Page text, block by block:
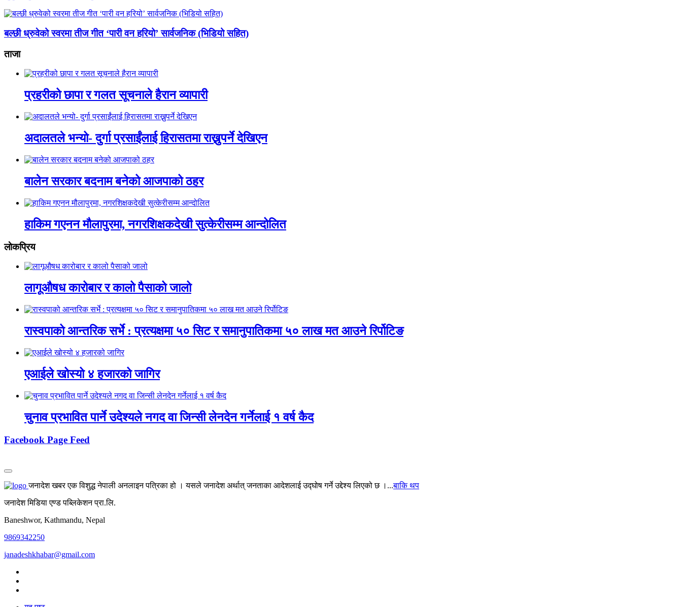
बल्छी ध्रुवेको स्वरमा तीज गीत ‘पारी वन हरियो’ सार्वजनिक (भिडियो सहित)
ताजा
प्रहरीको छापा र गलत सूचनाले हैरान व्यापारी
अदालतले भन्यो- दुर्गा प्रसाईंलाई हिरासतमा राख्नुपर्ने देखिएन
बालेन सरकार बदनाम बनेको आजपाको ठहर
हाकिम गएनन मौलापुरमा, नगरशिक्षकदेखी सुत्केरीसम्म आन्दोलित
लाेकप्रिय
लागूऔषध कारोबार र कालो पैसाको जालो
रास्वपाको आन्तरिक सर्भे : प्रत्यक्षमा ५० सिट र समानुपातिकमा ५० लाख मत आउने रिर्पोटिङ
एआईले खोस्यो ४ हजारको जागिर
चुनाव प्रभावित पार्ने उदेश्यले नगद वा जिन्सी लेनदेन गर्नेलाई १ वर्ष कैद
Facebook Page Feed
जनादेश खबर एक विशुद्ध नेपाली अनलाइन पत्रिका हो । यसले जनादेश अर्थात् जनताका आदेशलाई उद्घोष गर्ने उद्देश्य लिएको छ ।...बाकि थप
जनादेश मिडिया एण्ड पब्लिकेशन प्रा.लि.
Baneshwor, Kathmandu, Nepal
9869342250
janadeshkhabar@gmail.com